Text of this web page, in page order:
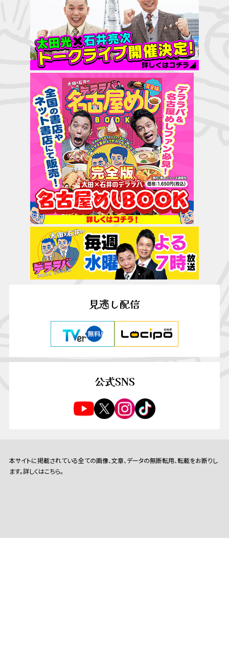
見逃し配信
公式SNS
本サイトに掲載されている全ての画像、文章、データの無断転用、転載をお断りし
ます。詳しくはこちら。